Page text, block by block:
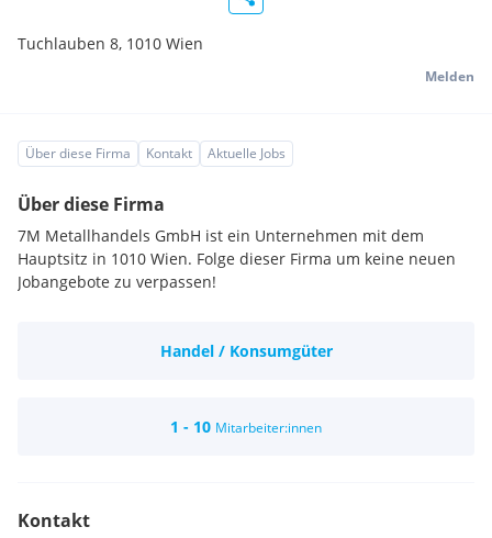
Tuchlauben 8, 1010 Wien
Melden
Über diese Firma Kontakt Aktuelle Jobs
Über diese Firma
7M Metallhandels GmbH ist ein Unternehmen mit dem
Hauptsitz in 1010 Wien. Folge dieser Firma um keine neuen
Jobangebote zu verpassen!
Handel / Konsumgüter
1 - 10 Mitarbeiter:innen
Kontakt